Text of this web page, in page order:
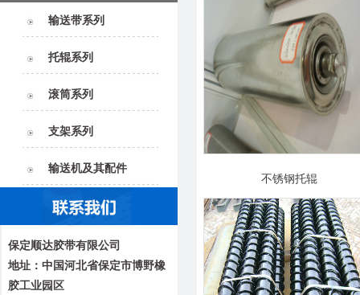
输送带系列
托辊系列
滚筒系列
支架系列
输送机及其配件
保定顺达胶带有限公司
地址：中国河北省保定市博野橡
胶工业园区
不锈钢托辊